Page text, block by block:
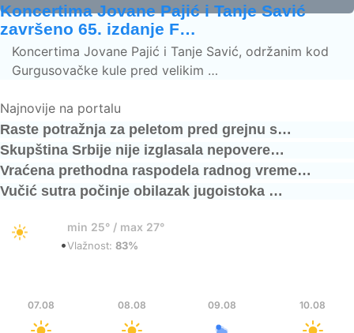
Koncertima Jovane Pajić i Tanje Savić
završeno 65. izdanje F…
Koncertima Jovane Pajić i Tanje Savić, održanim kod
Gurgusovačke kule pred velikim …
Najnovije na portalu
Raste potražnja za peletom pred grejnu s…
Skupština Srbije nije izglasala nepovere…
Vraćena prethodna raspodela radnog vreme…
Vučić sutra počinje obilazak jugoistoka …
min 25° / max 27°
•Vlažnost: 83%
07.08 08.08 09.08 10.08